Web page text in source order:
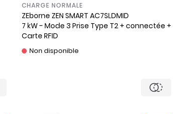
CHARGE NORMALE
ZEborne ZEN SMART AC7SLDMID
7 kW - Mode 3 Prise Type T2 + connectée +
Carte RFID
Non disponible